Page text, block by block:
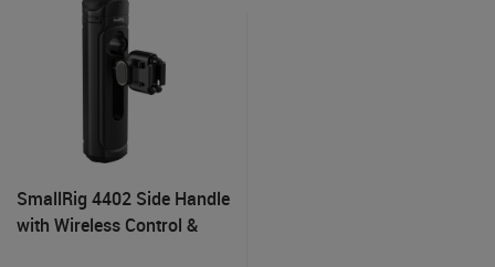
SmallRig 4402 Side Handle
with Wireless Control &